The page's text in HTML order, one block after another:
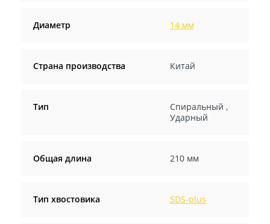
Диаметр 14 мм
Страна производства Китай
Тип Спиральный ,
Ударный
Общая длина 210 мм
Тип хвостовика SDS-plus